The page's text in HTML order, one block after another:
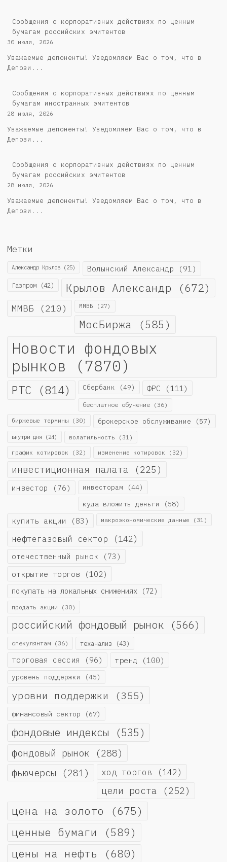
Cообщения о корпоративных действиях по ценным
бумагам российских эмитентов
30 июля, 2026
Уважаемые депоненты! Уведомляем Вас о том, что в
Депози...
Сообщения о корпоративных действиях по ценным
бумагам иностранных эмитентов
28 июля, 2026
Уважаемые депоненты! Уведомляем Вас о том, что в
Депози...
Cообщения о корпоративных действиях по ценным
бумагам российских эмитентов
28 июля, 2026
Уважаемые депоненты! Уведомляем Вас о том, что в
Депози...
Метки
Александр Крылов (25) Волынский Александр (91)
Газпром (42) Крылов Александр (672)
ММВБ (210) ММВБ (27)
МосБиржа (585)
Новости фондовых
рынков (7870)
РТС (814) Сбербанк (49) ФРС (111)
бесплатное обучение (36)
биржевые термины (30) брокерское обслуживание (57)
внутри дня (24) волатильность (31)
график котировок (32) изменение котировок (32)
инвестиционная палата (225)
инвестор (76) инвесторам (44)
куда вложить деньги (58)
купить акции (83) макроэкономические данные (31)
нефтегазовый сектор (142)
отечественный рынок (73)
открытие торгов (102)
покупать на локальных снижениях (72)
продать акции (30)
российский фондовый рынок (566)
спекулянтам (36) теханализ (43)
торговая сессия (96) тренд (100)
уровень поддержки (45)
уровни поддержки (355)
финансовый сектор (67)
фондовые индексы (535)
фондовый рынок (288)
фьючерсы (281) ход торгов (142)
цели роста (252)
цена на золото (675)
ценные бумаги (589)
цены на нефть (680)